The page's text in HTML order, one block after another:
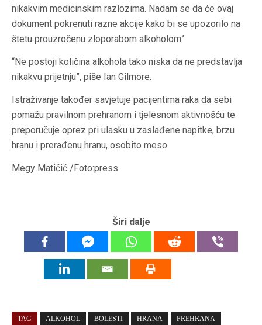
nikakvim medicinskim razlozima. Nadam se da će ovaj
dokument pokrenuti razne akcije kako bi se upozorilo na
štetu prouzročenu zloporabom alkoholom.’
“Ne postoji količina alkohola tako niska da ne predstavlja
nikakvu prijetnju”, piše Ian Gilmore.
Istraživanje također savjetuje pacijentima raka da sebi
pomažu pravilnom prehranom i tjelesnom aktivnošću te
preporučuje oprez pri ulasku u zaslađene napitke, brzu
hranu i prerađenu hranu, osobito meso.
Megy Matičić /Foto:press
Širi dalje
TAG ALKOHOL BOLESTI HRANA PREHRANA